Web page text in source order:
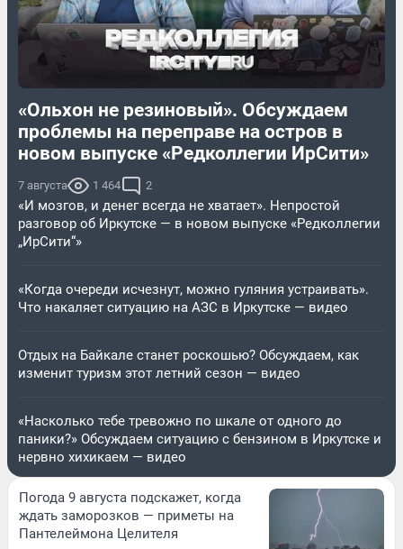
«Ольхон не резиновый». Обсуждаем
проблемы на переправе на остров в
новом выпуске «Редколлегии ИрСити»
7 августа 1 464 2
«И мозгов, и денег всегда не хватает». Непростой
разговор об Иркутске — в новом выпуске «Редколлегии
„ИрСити“»
«Когда очереди исчезнут, можно гуляния устраивать».
Что накаляет ситуацию на АЗС в Иркутске — видео
Отдых на Байкале станет роскошью? Обсуждаем, как
изменит туризм этот летний сезон — видео
«Насколько тебе тревожно по шкале от одного до
паники?» Обсуждаем ситуацию с бензином в Иркутске и
нервно хихикаем — видео
Погода 9 августа подскажет, когда
ждать заморозков — приметы на
Пантелеймона Целителя